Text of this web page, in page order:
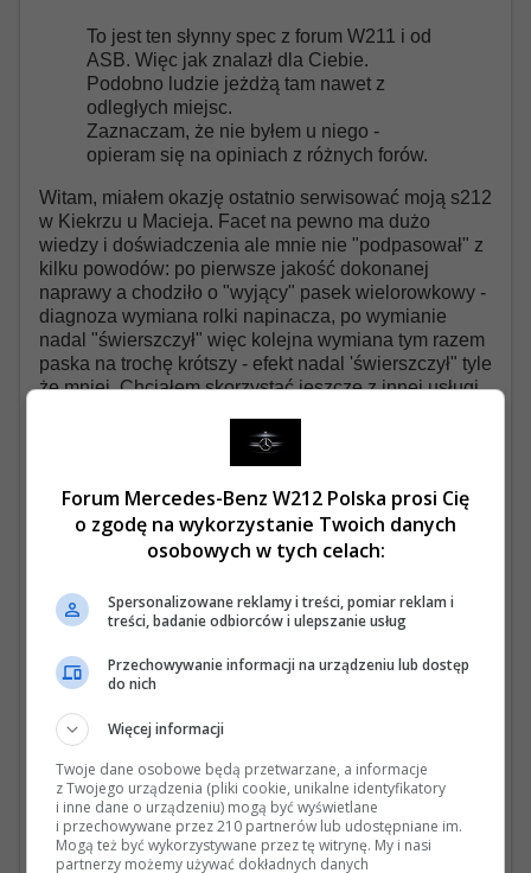
To jest ten słynny spec z forum W211 i od
ASB. Więc jak znalazł dla Ciebie.
Podobno ludzie jeżdżą tam nawet z
odległych miejsc.
Zaznaczam, że nie byłem u niego -
opieram się na opiniach z różnych forów.
Witam, miałem okazję ostatnio serwisować moją s212
w Kiekrzu u Macieja. Facet na pewno ma dużo
wiedzy i doświadczenia ale mnie nie "podpasował" z
kilku powodów: po pierwsze jakość dokonanej
naprawy a chodziło o "wyjący" pasek wielorowkowy -
diagnoza wymiana rolki napinacza, po wymianie
nadal "świerszczył" więc kolejna wymiana tym razem
paska na trochę krótszy - efekt nadal 'świerszczył" tyle
że mniej. Chciałem skorzystać jeszcze z innej usługi
trzech próbach telefonicznego kontaktu oraz
wysłanych sms bez odzewu (drugi powód)
mechanika. Efekt: natychmiastowa diagnoza poprzez
analizę wyglądu obydwu wymienionych pasków:
należało wymienić cały napinacz (nie tylko samą
ręki). U Macieja wcześniej załatwiłem pozytywnie
kilka jeszcze rzeczy w moim S212 ale zawsze były to
najniższe (trzeci powód). No i dojazd do samego
warsztatu przypomina drogę testową zawieszenia w
połączeniu z koniecznością wizyty na myjni -
odbierałem samochód po kilku tygodniach (akurat
miałem drugi samochód i dużo pracy w terenie) i
pierwsze co to wizyta w myjni...no wstyd było się
poruszać tak zabrudzoną Gwiazdą (kolejny powód).
Generalnie mam dość mieszane uczycia względem
polecania lub nie tego warsztatu. Z jednej strony
Forum Mercedes-Benz W212 Polska prosi Cię
o zgodę na wykorzystanie Twoich danych
osobowych w tych celach:
Spersonalizowane reklamy i treści, pomiar reklam i
treści, badanie odbiorców i ulepszanie usług
Przechowywanie informacji na urządzeniu lub dostęp
do nich
Więcej informacji
Twoje dane osobowe będą przetwarzane, a informacje
z Twojego urządzenia (pliki cookie, unikalne identyfikatory
i inne dane o urządzeniu) mogą być wyświetlane
i przechowywane przez 210 partnerów lub udostępniane im.
Mogą też być wykorzystywane przez tę witrynę. My i nasi
partnerzy możemy używać dokładnych danych